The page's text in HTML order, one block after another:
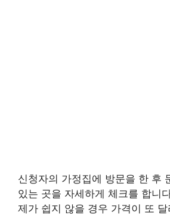
신청자의 가정집에 방문을 한 후
있는 곳을 자세하게 체크를 합니
제가 쉽지 않을 경우 가격이 또